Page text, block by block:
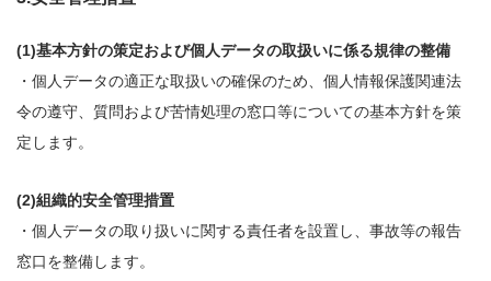
(1)基本方針の策定および個人データの取扱いに係る規律の整備
・個人データの適正な取扱いの確保のため、個人情報保護関連法
令の遵守、質問および苦情処理の窓口等についての基本方針を策
定します。
(2)組織的安全管理措置
・個人データの取り扱いに関する責任者を設置し、事故等の報告
窓口を整備します。